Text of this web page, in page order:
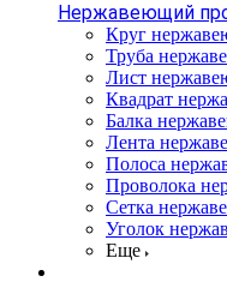
Нержавеющий
Круг
Труба
Лист
Квадрат
Балка
Лента
Полоса
Проволока
Сетка
Уголок
Еще